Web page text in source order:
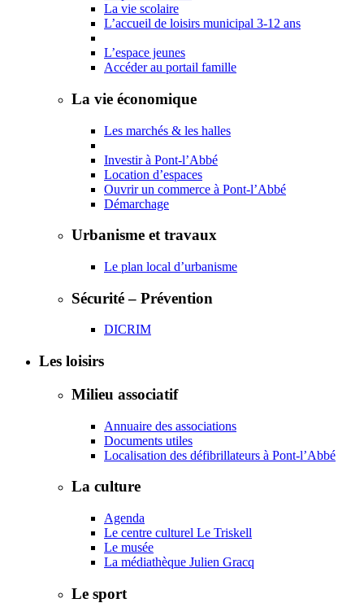
La vie scolaire
L’accueil de loisirs municipal 3-12 ans
L’espace jeunes
Accéder au portail famille
La vie économique
Les marchés & les halles
Investir à Pont-l’Abbé
Location d’espaces
Ouvrir un commerce à Pont-l’Abbé
Démarchage
Urbanisme et travaux
Le plan local d’urbanisme
Sécurité – Prévention
DICRIM
Les loisirs
Milieu associatif
Annuaire des associations
Documents utiles
Localisation des défibrillateurs à Pont-l’Abbé
La culture
Agenda
Le centre culturel Le Triskell
Le musée
La médiathèque Julien Gracq
Le sport